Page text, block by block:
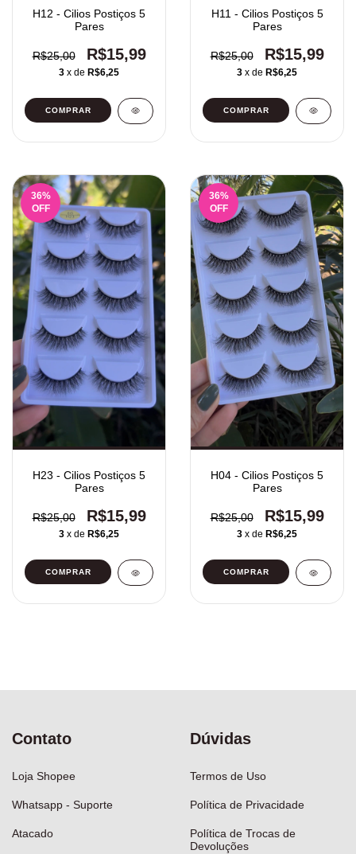
H12 - Cilios Postiços 5
Pares
R$25,00 R$15,99
3 x de R$6,25
H11 - Cilios Postiços 5
Pares
R$25,00 R$15,99
3 x de R$6,25
36%
OFF
H23 - Cilios Postiços 5
Pares
R$25,00 R$15,99
3 x de R$6,25
36%
OFF
H04 - Cilios Postiços 5
Pares
R$25,00 R$15,99
3 x de R$6,25
Contato
Loja Shopee
Whatsapp - Suporte
Atacado
Dúvidas
Termos de Uso
Política de Privacidade
Política de Trocas de
Devoluções